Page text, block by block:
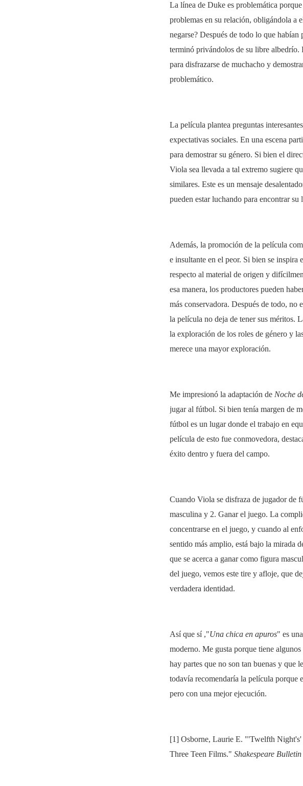
La línea de Duke es problemática
problemas en su relación, obligándola a
negarse? Después de todo lo que habían
terminó privándolos de su libre albedrío.
para disfrazarse de muchacho y
problemático.
La película plantea preguntas
expectativas sociales. En una escena
para demostrar su género. Si bien el
Viola sea llevada a tal extremo sugiere
similares. Este es un mensaje
pueden estar luchando para encontrar su
Además, la promoción de la película
e insultante en el peor. Si bien se inspira
respecto al material de origen y
esa manera, los productores pueden
más conservadora. Después de todo, no
la película no deja de tener sus méritos.
la exploración de los roles de género y
merece una mayor exploración.
Me impresionó la adaptación de Noche
jugar al fútbol. Si bien tenía margen de
fútbol es un lugar donde el trabajo en
película de esto fue conmovedora,
éxito dentro y fuera del campo.
Cuando Viola se disfraza de jugador de
masculina y 2. Ganar el juego. La
concentrarse en el juego, y cuando al
sentido más amplio, está bajo la mirada
que se acerca a ganar como figura
del juego, vemos este tire y afloje, que
verdadera identidad.
Así que sí ,"Una chica en apuros" es
moderno. Me gusta porque tiene
hay partes que no son tan buenas y que
todavía recomendaría la película porque
pero con una mejor ejecución.
[1] Osborne, Laurie E. "'Twelfth Night's'
Three Teen Films." Shakespeare Bulletin